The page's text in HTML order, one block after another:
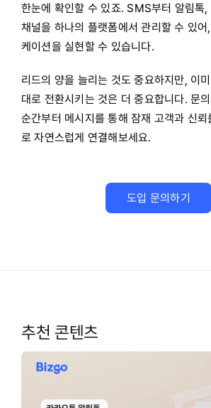
한눈에 확인할 수 있죠. SMS부터 알림톡
채널을 하나의 플랫폼에서 관리할 수 있어
케이션을 실현할 수 있습니다.
리드의 양을 늘리는 것도 중요하지만, 이
대로 전환시키는 것은 더 중요합니다. 문
순간부터 메시지를 통해 잠재 고객과 신
로 자연스럽게 연결해보세요.
도입 문의하기
추천 콘텐츠